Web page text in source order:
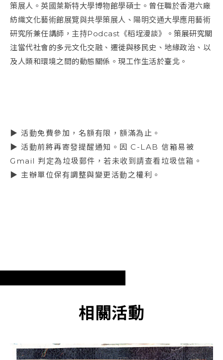
策展人。英國萊斯特大學博物館學碩士。曾任職於香港六廠
紡織文化藝術館展覽與共學策展人、陽明交通大學應用藝術
研究所兼任講師，主持Podcast《稻埕漫談》。策展研究關
注當代社會的多元文化交融、遷徙與移民史、地緣政治、以
及人類和環境之間的動態關係。現工作生活於臺北。
▶ 活動免費參加，名額有限，額滿為止。
▶ 活動前將再寄發提醒通知。因 C-LAB 信箱易被
Gmail 判定為垃圾郵件，若未收到請查看垃圾信箱。
▶ 主辦單位保有調整與變更活動之權利。
相關活動